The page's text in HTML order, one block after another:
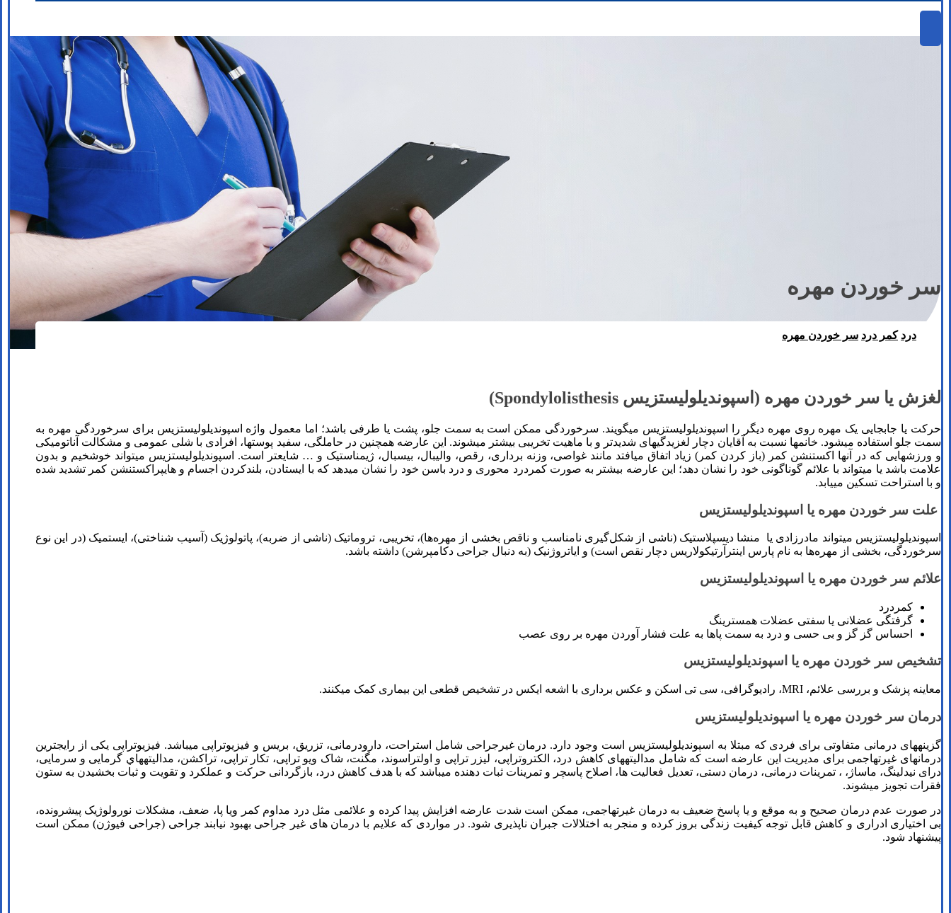
سر خوردن مهره
درد کمر درد سر خوردن مهره
لغزش یا سر خوردن مهره (اسپوندیلولیستزیس Spondylolisthesis
)
حرکت یا جابجایی یک مهره روی مهره دیگر را اسپوندیلولیستزیس میگویند. سرخوردگی ممکن است به سمت جلو، پشت یا طرفی باشد؛ اما معمول واژه اسپوندیلولیستزیس برای سرخوردگی مهره به
سمت جلو استفاده می­شود. خانم­ها نسبت به آقایان دچار لغزیدگی­های شدیدتر و با ماهیت تخریبی بیشتر می­شوند. این عارضه همچنین در حاملگی، سفید پوستها، افرادی با شلی عمومی و مشکالت آناتومیکی
و ورزشهایی که در آنها اکستنشن کمر (باز کردن کمر) زیاد اتفاق میافتد مانند غواصی، وزنه برداری، رقص، والیبال، بیسبال، ژیمناستیک و … شایعتر است. اسپوندیلولیستزیس می­تواند خوش­خیم و بدون
علامت باشد یا می­تواند با علائم گوناگونی خود را نشان دهد؛ این عارضه بیشتر به صورت کمردرد محوری و درد باسن خود را نشان میدهد که با ایستادن، بلندکردن اجسام و هایپراکستنشن کمر تشدید شده
و با استراحت تسکین می­یابد.
علت سر خوردن مهره یا اسپوندیلولیستزیس
اسپوندیلولیستزیس می­تواند مادرزادی یا منشا دیسپلاستیک (ناشی از شکل‌گیری نامناسب و ناقص بخشی از مهره‌ها)، تخریبی، تروماتیک (ناشی از ضربه)، پاتولوژیک (آسیب شناختی)، ایستمیک (در این نوع
سرخوردگی، بخشی از مهره‌ها به نام پارس اینترآرتیکولاریس دچار نقص است) و ایاتروژنیک (به دنبال جراحی دکامپرشن) داشته باشد.
علائم سر خوردن مهره یا اسپوندیلولیستزیس
کمردرد
گرفتگی عضلانی یا سفتی عضلات همسترینگ
احساس گز گز و بی حسی و درد به سمت پاها به علت فشار آوردن مهره بر روی عصب
تشخیص سر خوردن مهره یا اسپوندیلولیستزیس
معاینه پزشک و بررسی علائم، MRI، رادیوگرافی، سی تی اسکن و عکس برداری با اشعه ایکس در تشخیص قطعی این بیماری کمک می­کنند.
درمان سر خوردن مهره یا اسپوندیلولیستزیس
گزینه­های درمانی متفاوتی برای فردی که مبتلا به اسپوندیلولیستزیس است وجود دارد. درمان غیرجراحی شامل استراحت، دارودرمانی، تزریق، بریس و فیزیوتراپی میباشد. فیزیوتراپی یکی از رایجترین
درمانهای غیرتهاجمی برای مدیریت این عارضه است که شامل مدالیته­های کاهش درد، الکتروتراپی، ليزر تراپی و اولتراسوند، مگنت، شاک ویو تراپی، تکار تراپی، تراکشن، مداليته­هاي گرمايی و سرمايی،
درای نیدلینگ، ماساژ، ، تمرینات درمانی، درمان دستی، تعدیل فعالیت ها، اصلاح پاسچر و تمرینات ثبات دهنده میباشد که با هدف کاهش درد، بازگردانی حرکت و عملکرد و تقویت و ثبات بخشیدن به ستون
فقرات تجویز میشوند.
در صورت عدم درمان صحیح و به موقع و یا پاسخ ضعیف به درمان غیرتهاجمی، ممکن است شدت عارضه افزایش پیدا کرده و علائمی مثل درد مداوم کمر ویا پا، ضعف، مشکلات نورولوژیک پیشرونده،
بی اختیاری ادراری و کاهش قابل توجه کیفیت زندگی بروز کرده و منجر به اختلالات جبران ناپذیری شود. در مواردی که علایم با درمان های غیر جراحی بهبود نیابند جراحی (جراحی فیوژن) ممکن است
پیشنهاد شود.